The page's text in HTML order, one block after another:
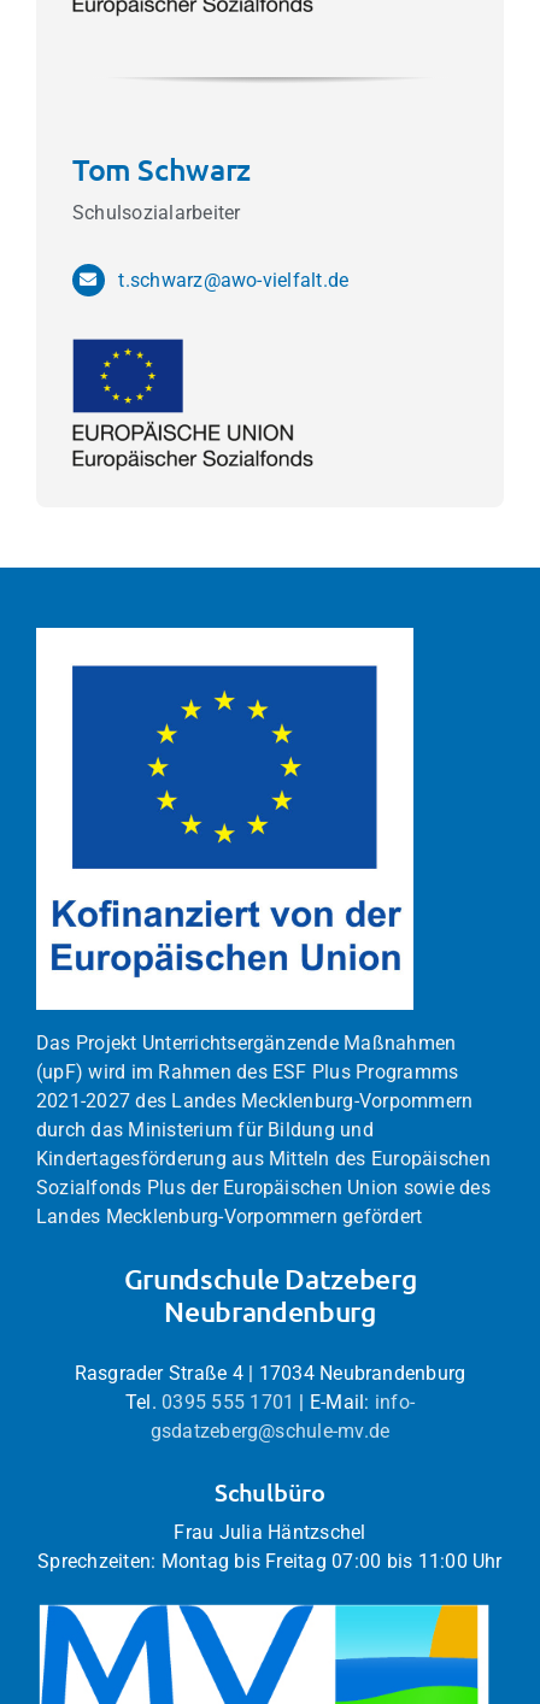
Tom Schwarz
Schulsozialarbeiter
t.schwarz@awo-vielfalt.de
Das Projekt Unterrichtsergänzende Maßnahmen
(upF) wird im Rahmen des ESF Plus Programms
2021-2027 des Landes Mecklenburg-Vorpommern
durch das Ministerium für Bildung und
Kindertagesförderung aus Mitteln des Europäischen
Sozialfonds Plus der Europäischen Union sowie des
Landes Mecklenburg-Vorpommern gefördert
Grundschule Datzeberg
Neubrandenburg
Rasgrader Straße 4 | 17034 Neubrandenburg
Tel. 0395 555 1701 | E-Mail: info-
gsdatzeberg@schule-mv.de
Schulbüro
Frau Julia Häntzschel
Sprechzeiten: Montag bis Freitag 07:00 bis 11:00 Uhr